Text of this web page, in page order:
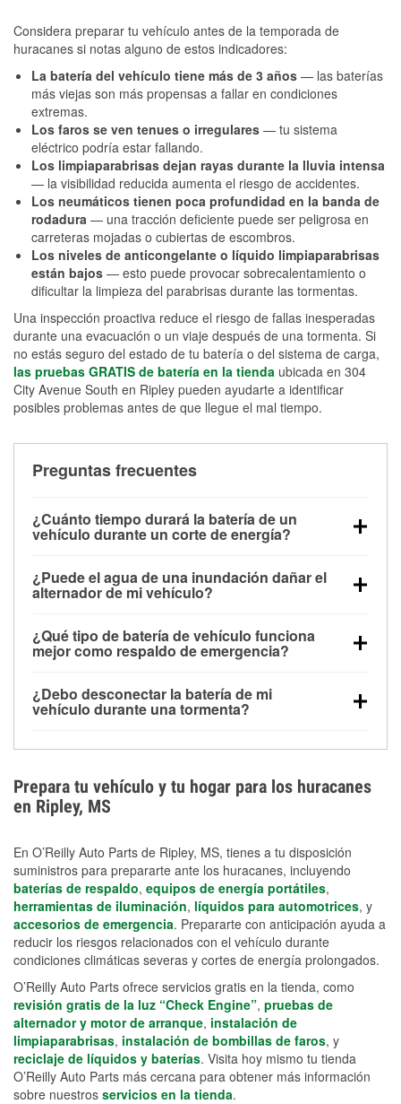
Considera preparar tu vehículo antes de la temporada de
huracanes si notas alguno de estos indicadores:
La batería del vehículo tiene más de 3 años — las baterías
más viejas son más propensas a fallar en condiciones
extremas.
Los faros se ven tenues o irregulares — tu sistema
eléctrico podría estar fallando.
Los limpiaparabrisas dejan rayas durante la lluvia intensa
— la visibilidad reducida aumenta el riesgo de accidentes.
Los neumáticos tienen poca profundidad en la banda de
rodadura — una tracción deficiente puede ser peligrosa en
carreteras mojadas o cubiertas de escombros.
Los niveles de anticongelante o líquido limpiaparabrisas
están bajos — esto puede provocar sobrecalentamiento o
dificultar la limpieza del parabrisas durante las tormentas.
Una inspección proactiva reduce el riesgo de fallas inesperadas
durante una evacuación o un viaje después de una tormenta. Si
no estás seguro del estado de tu batería o del sistema de carga,
las pruebas GRATIS de batería en la tienda ubicada en 304
City Avenue South en Ripley pueden ayudarte a identificar
posibles problemas antes de que llegue el mal tiempo.
Preguntas frecuentes
¿Cuánto tiempo durará la batería de un
vehículo durante un corte de energía?
alimentar pequeños accesorios durante un tiempo
limitado, pero el uso repetido sin conducir el vehículo
contar con un equipo de carga de respaldo para
cortes prolongados.
¿Puede el agua de una inundación dañar el
alternador de mi vehículo?
parte baja del compartimento del motor y pueden
dañarse si se sumergen, lo que puede provocar una
días después de la exposición.
¿Qué tipo de batería de vehículo funciona
mejor como respaldo de emergencia?
para aplicaciones de ciclo profundo porque son
selladas, resistentes a las vibraciones y más
¿Debo desconectar la batería de mi
vehículo durante una tormenta?
los daños por inundación. Evitar el agua estancada y
preparar opciones de carga de respaldo son
medidas de protección más efectivas.
Prepara tu vehículo y tu hogar para los huracanes
en Ripley, MS
En O’Reilly Auto Parts de Ripley, MS, tienes a tu disposición
suministros para prepararte ante los huracanes, incluyendo
baterías de respaldo, equipos de energía portátiles,
herramientas de iluminación, líquidos para automotrices, y
accesorios de emergencia. Prepararte con anticipación ayuda a
reducir los riesgos relacionados con el vehículo durante
condiciones climáticas severas y cortes de energía prolongados.
O’Reilly Auto Parts ofrece servicios gratis en la tienda, como
revisión gratis de la luz “Check Engine”, pruebas de
alternador y motor de arranque, instalación de
limpiaparabrisas, instalación de bombillas de faros, y
reciclaje de líquidos y baterías. Visita hoy mismo tu tienda
O’Reilly Auto Parts más cercana para obtener más información
sobre nuestros servicios en la tienda.